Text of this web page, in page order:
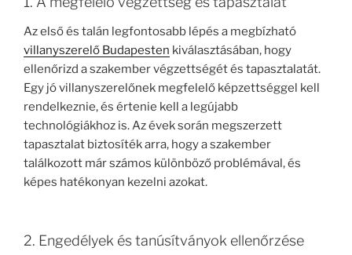
Az első és talán legfontosabb lépés a megbízható
villanyszerelő Budapesten kiválasztásában, hogy
ellenőrizd a szakember végzettségét és tapasztalatát.
Egy jó villanyszerelőnek megfelelő képzettséggel kell
rendelkeznie, és értenie kell a legújabb
technológiákhoz is. Az évek során megszerzett
tapasztalat biztosíték arra, hogy a szakember
találkozott már számos különböző problémával, és
képes hatékonyan kezelni azokat.
2. Engedélyek és tanúsítványok ellenőrzése